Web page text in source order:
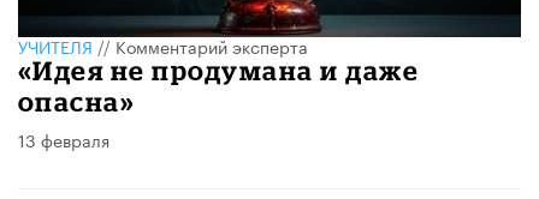
УЧИТЕЛЯ//Комментарий эксперта
«Идея не продумана и даже
опасна»
13 февраля